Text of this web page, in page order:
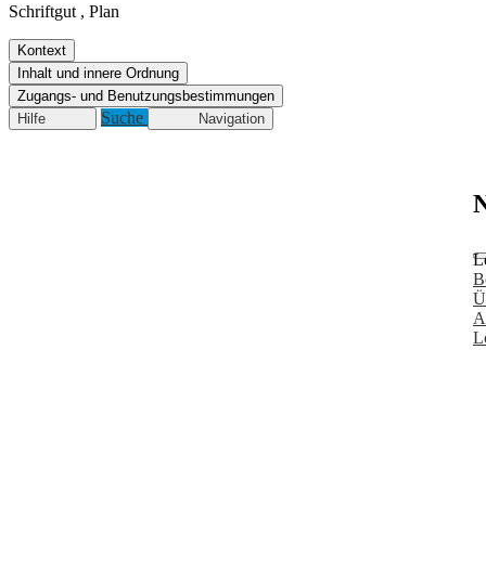
Schriftgut , Plan
Kontext
Inhalt und innere Ordnung
Zugangs- und Benutzungsbestimmungen
Hilfe
Suche Navigation